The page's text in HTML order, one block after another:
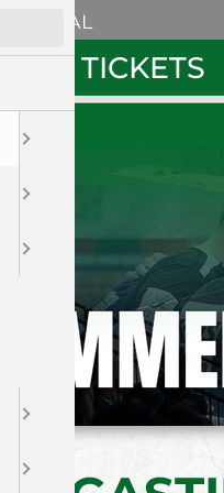
SOZIAL
TICKETS